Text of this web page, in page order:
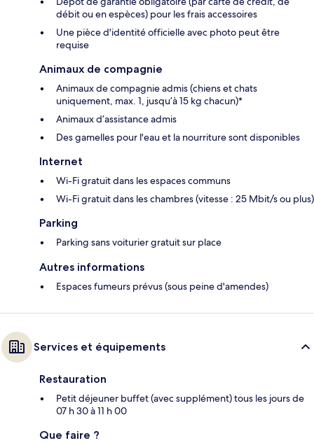
débit ou en espèces) pour les frais accessoires
Une pièce d'identité officielle avec photo peut être
requise
Animaux de compagnie
Animaux de compagnie admis (chiens et chats
uniquement, max. 1, jusqu’à 15 kg chacun)*
Animaux d’assistance admis
Des gamelles pour l'eau et la nourriture sont disponibles
Internet
Wi-Fi gratuit dans les espaces communs
Wi-Fi gratuit dans les chambres (vitesse : 25 Mbit/s ou plus)
Parking
Parking sans voiturier gratuit sur place
Autres informations
Espaces fumeurs prévus (sous peine d'amendes)
Services et équipements
Restauration
Petit déjeuner buffet (avec supplément) tous les jours de
07 h 30 à 11 h 00
Que faire ?